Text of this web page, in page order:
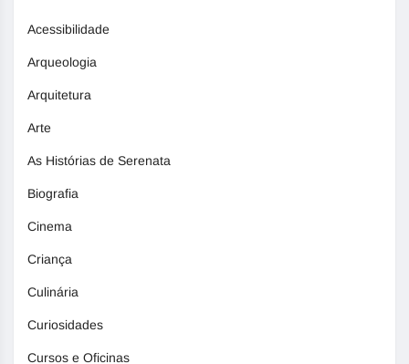
Acessibilidade
Arqueologia
Arquitetura
Arte
As Histórias de Serenata
Biografia
Cinema
Criança
Culinária
Curiosidades
Cursos e Oficinas